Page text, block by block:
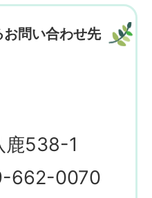
問い合わせ先
鹿538-1
662-0070